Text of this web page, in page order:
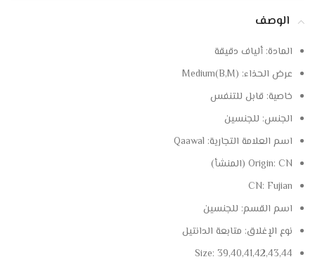
الوصف
المادة: ألياف دقيقة
عرض الحذاء: Medium(B,M)
خاصية: قابل للتنفس
الجنس: للجنسين
اسم العلامة التجارية: Qaawal
Origin: CN (المنشأ)
CN: Fujian
اسم القسم: للجنسين
نوع الإغلاق: متابعة الدانتيل
Size: 39,40,41,42,43,44